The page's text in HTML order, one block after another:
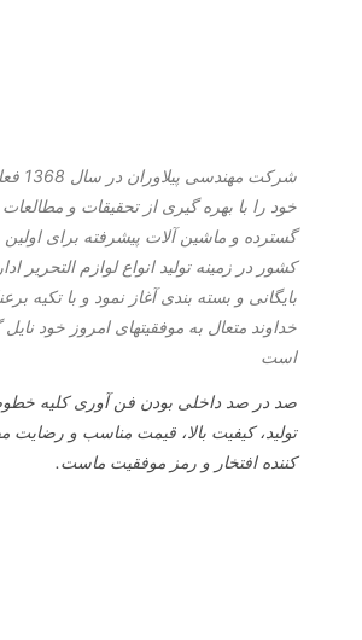
شرکت مهندسی
خود را با بهره گیری از تحقیقات و مطالعات
گسترده و ماشین آلات پیشرفته برای اولین
کشور در زمینه تولید انواع لوازم التحریر
بایگانی و بسته بندی آغاز نمود و با تكیه
خداوند متعال به موفقیتهای امروز خود نایل
است
صد در صد داخلی بودن فن آوری کلیه
تولید، کیفیت بالا، قیمت مناسب و
کننده افتخار و رمز موفقیت ماست.